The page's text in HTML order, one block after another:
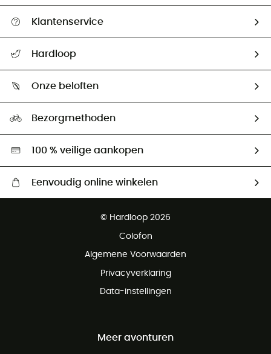
Klantenservice
Retourzendingen & Terugbetalingen
Hardloop
Ambassadeurs
Onze beloften
Hardgreen
Bezorgmethoden
100 % veilige aankopen
Eenvoudig online winkelen
Gratis retourneren binnen 100 dagen
© Hardloop 2026
Colofon
Algemene Voorwaarden
Privacyverklaring
Data-instellingen
Meer avonturen